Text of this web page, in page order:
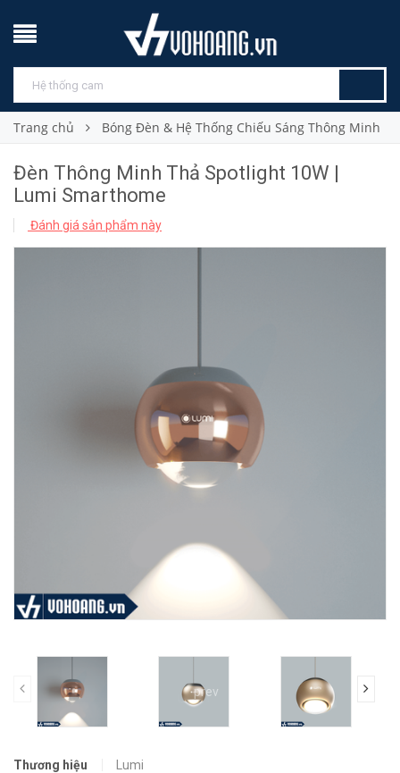
Trang chủ Bóng Đèn & Hệ Thống Chiếu Sáng Thông Minh
Đèn Thông Minh Thả Spotlight 10W |
Lumi Smarthome
Đánh giá sản phẩm này
prev
Thương hiệu
Lumi